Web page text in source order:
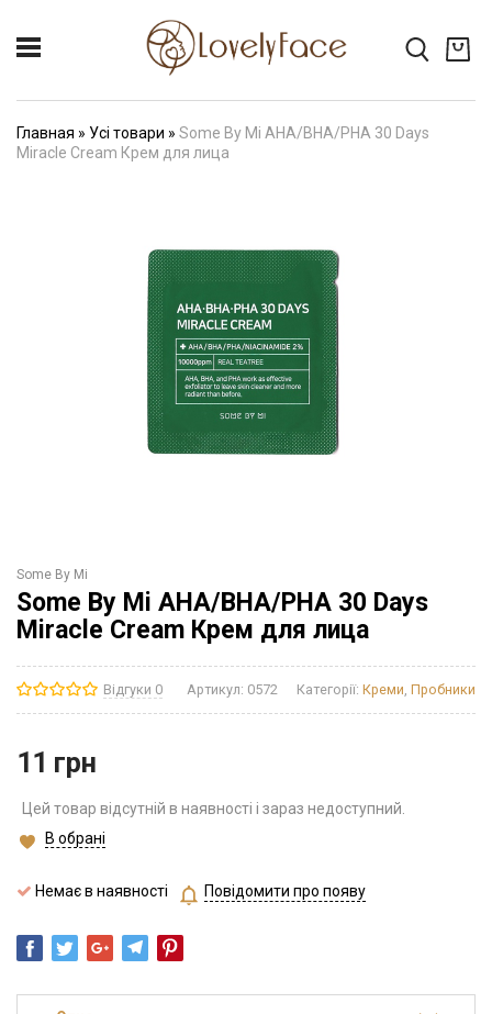
Главная » Усі товари » Some By Mi AHA/BHA/PHA 30 Days
Miracle Cream Крем для лица
Some By Mi
Some By Mi AHA/BHA/PHA 30 Days
Miracle Cream Крем для лица
Відгуки 0 Артикул: 0572 Категорії: Креми, Пробники
11 грн
Цей товар відсутній в наявності і зараз недоступний.
В обрані
Немає в наявності Повідомити про появу